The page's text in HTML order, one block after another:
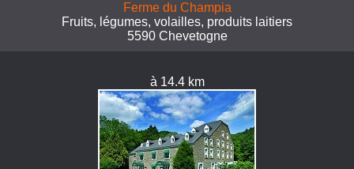
Ferme du Champia
Fruits, légumes, volailles, produits laitiers
5590 Chevetogne
à 14.4 km